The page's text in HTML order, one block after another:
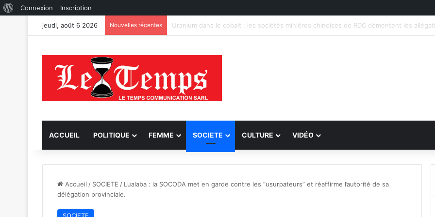
WordPress
Connexion Inscription
jeudi, août 6 2026 Nouvelles récentes TFM réfute les accusations sur l’uranium et assure la conformité de ses exportations
ACCUEIL POLITIQUE FEMME SOCIETE CULTURE VIDÉO
Accueil / SOCIETE / Lualaba : la SOCODA met en garde contre les “usurpateurs” et réaffirme l’autorité de sa
délégation provinciale.